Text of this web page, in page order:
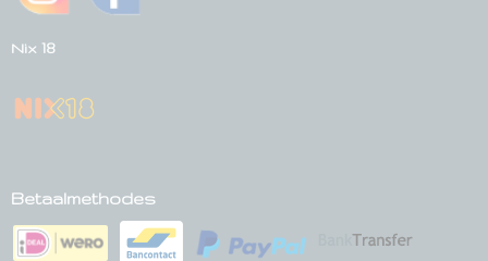
Nix 18
Betaalmethodes